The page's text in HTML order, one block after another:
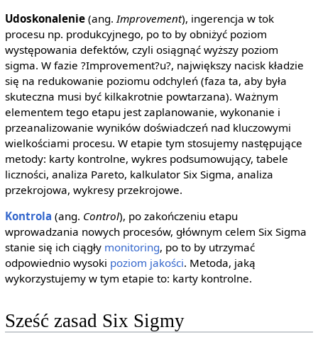
Udoskonalenie(ang. Improvement), ingerencja w tok
procesu np. produkcyjnego, po to by obniżyć poziom
występowania defektów, czyli osiągnąć wyższy poziom
sigma. W fazie ?Improvement?u?, największy nacisk kładzie
się na redukowanie poziomu odchyleń (faza ta, aby była
skuteczna musi być kilkakrotnie powtarzana). Ważnym
elementem tego etapu jest zaplanowanie, wykonanie i
przeanalizowanie wyników doświadczeń nad kluczowymi
wielkościami procesu. W etapie tym stosujemy następujące
metody: karty kontrolne, wykres podsumowujący, tabele
liczności, analiza Pareto, kalkulator Six Sigma, analiza
przekrojowa, wykresy przekrojowe.
Kontrola (ang. Control), po zakończeniu etapu
wprowadzania nowych procesów, głównym celem Six Sigma
stanie się ich ciągły monitoring, po to by utrzymać
odpowiednio wysoki poziom jakości. Metoda, jaką
wykorzystujemy w tym etapie to: karty kontrolne.
Sześć zasad Six Sigmy